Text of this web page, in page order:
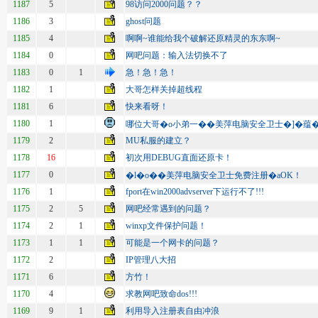
1187
5 98访问2000问题？？
1186
3 ghost问题
1185
4 啊啊~谁能给我个破解还原精灵的东东啊~
1184
0 网吧问题：输入法切换不了
1183
0 1 急！急！急！
1182
1 大哥怎样关掉超线程
1181
6 快来看呀！
1180
1 哪位大哥�o小弟一��美萍电脑安全卫士�]�蕴
1179
2 MU私服的建立？
1178
16 初次用DEBUG直面还原卡！
1177
0 �l�o��美萍电脑安全卫士免费注册�aOK！
1176
1 fport在win2000advserver下运行不了!!!
1175
2 5 网吧经常遇到的问题？
1174
2 1 winxp文件保护问题！
1173
1 1 可能是一个网卡的问题？
1172
2 IP管理八大招
1171
6 方竹！
1170
4 求教网吧致命dos!!!
1169
9 1 利用导入注册表自由冲浪